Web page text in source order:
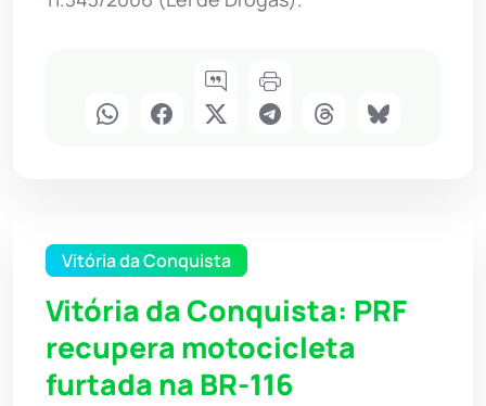
Vitória da Conquista
Vitória da Conquista: PRF
recupera motocicleta
furtada na BR-116